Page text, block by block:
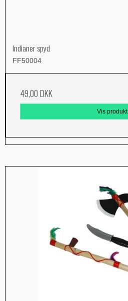
Indianer spyd
FF50004
49,00 DKK
Vis produkt